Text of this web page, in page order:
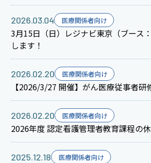
2026.03.04 医療関係者向け
3月15日（日）レジナビ東京（ブース
します！
2026.02.20 医療関係者向け
【2026/3/27 開催】がん医療従事者研
2026.02.20 医療関係者向け
2026年度 認定看護管理者教育課程の
2025.12.18 医療関係者向け